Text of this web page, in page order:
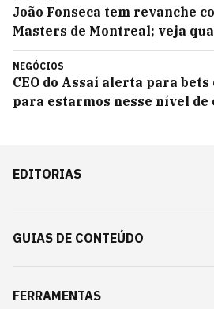
João Fonseca tem revanche
Masters de Montreal; veja
NEGÓCIOS
CEO do Assaí alerta para bets
para estarmos nesse nível de
EDITORIAS
GUIAS DE CONTEÚDO
FERRAMENTAS